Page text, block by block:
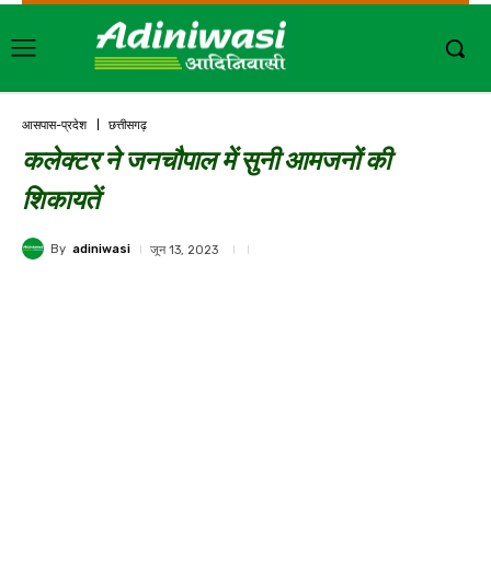
आसपास-प्रदेश छत्तीसगढ़
कलेक्टर ने जनचौपाल में सुनी आमजनों की
शिकायतें
By adiniwasi जून 13, 2023